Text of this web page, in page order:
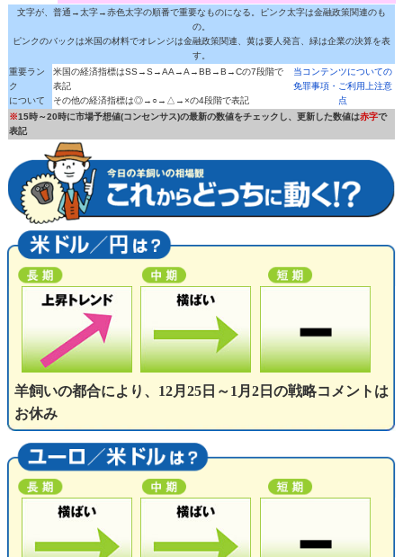
文字が、普通→太字→赤色太字の順番で重要なものになる。ピンク太字は金融政策関連のも
の。
ピンクのバックは米国の材料でオレンジは金融政策関連、黄は要人発言、緑は企業の決算を表
す。
重要ラン
ク
について
米国の経済指標はSS→S→AA→A→BB→B→Cの7段階で
表記
その他の経済指標は◎→○→△→×の4段階で表記
当コンテンツについての
免罪事項・ご利用上注意
点
※15時～20時に市場予想値(コンセンサス)の最新の数値をチェックし、更新した数値は赤字で
表記
羊飼いの都合により、12月25日～1月2日の戦略コメントは
お休み